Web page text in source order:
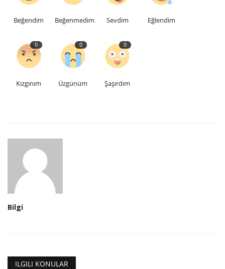
Beğendim Beğenmedim Sevdim Eğlendim
0
Kızgınım
0
Üzgünüm
0
Şaşırdım
Bilgi
ILGILI KONULAR